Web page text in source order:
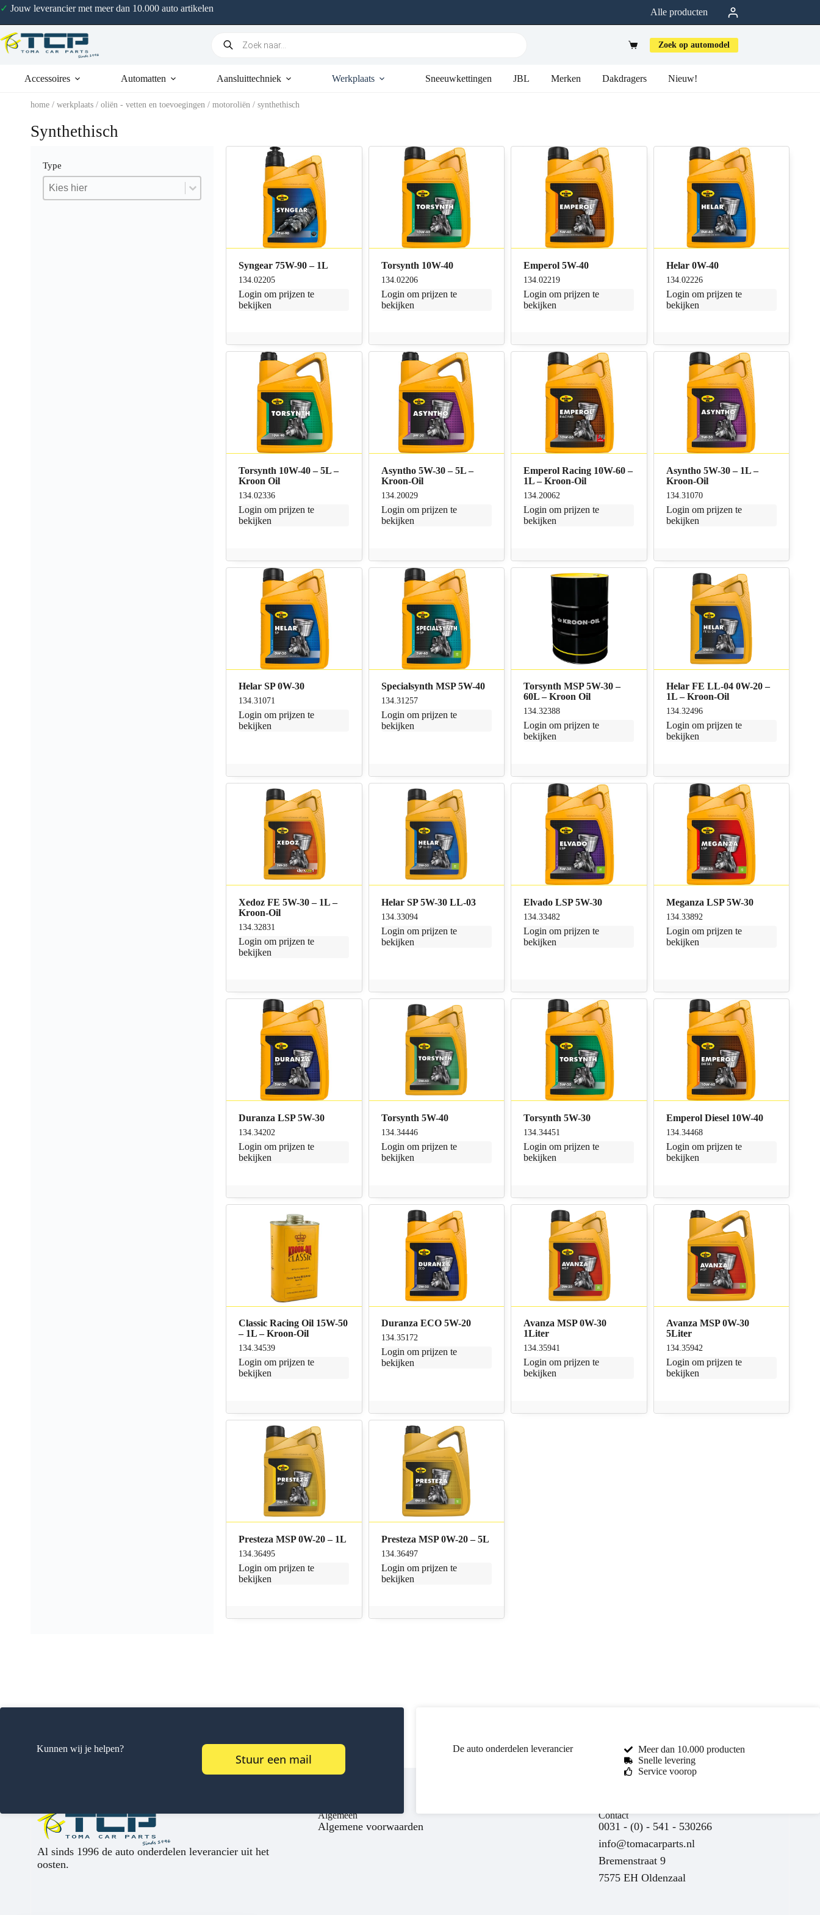
✓ Jouw leverancier met meer dan 10.000 auto artikelen Alle producten
Zoek op automodel
Accessoires Automatten Aansluittechniek Werkplaats Sneeuwkettingen JBL Merken Dakdragers Nieuw!
home / werkplaats / oliën - vetten en toevoegingen / motoroliën / synthethisch
Synthethisch
Type
Type
Type
Type
Syngear 75W-90 – 1L
134.02205
Login om prijzen te
bekijken
Torsynth 10W-40
134.02206
Login om prijzen te
bekijken
Emperol 5W-40
134.02219
Login om prijzen te
bekijken
Helar 0W-40
134.02226
Login om prijzen te
bekijken
Torsynth 10W-40 – 5L –
Kroon Oil
134.02336
Login om prijzen te
bekijken
Asyntho 5W-30 – 5L –
Kroon-Oil
134.20029
Login om prijzen te
bekijken
Emperol Racing 10W-60 –
1L – Kroon-Oil
134.20062
Login om prijzen te
bekijken
Asyntho 5W-30 – 1L –
Kroon-Oil
134.31070
Login om prijzen te
bekijken
Helar SP 0W-30
134.31071
Login om prijzen te
bekijken
Specialsynth MSP 5W-40
134.31257
Login om prijzen te
bekijken
Torsynth MSP 5W-30 –
60L – Kroon Oil
134.32388
Login om prijzen te
bekijken
Helar FE LL-04 0W-20 –
1L – Kroon-Oil
134.32496
Login om prijzen te
bekijken
Xedoz FE 5W-30 – 1L –
Kroon-Oil
134.32831
Login om prijzen te
bekijken
Helar SP 5W-30 LL-03
134.33094
Login om prijzen te
bekijken
Elvado LSP 5W-30
134.33482
Login om prijzen te
bekijken
Meganza LSP 5W-30
134.33892
Login om prijzen te
bekijken
Duranza LSP 5W-30
134.34202
Login om prijzen te
bekijken
Torsynth 5W-40
134.34446
Login om prijzen te
bekijken
Torsynth 5W-30
134.34451
Login om prijzen te
bekijken
Emperol Diesel 10W-40
134.34468
Login om prijzen te
bekijken
Classic Racing Oil 15W-50
– 1L – Kroon-Oil
134.34539
Login om prijzen te
bekijken
Duranza ECO 5W-20
134.35172
Login om prijzen te
bekijken
Avanza MSP 0W-30
1Liter
134.35941
Login om prijzen te
bekijken
Avanza MSP 0W-30
5Liter
134.35942
Login om prijzen te
bekijken
Presteza MSP 0W-20 – 1L
134.36495
Login om prijzen te
bekijken
Presteza MSP 0W-20 – 5L
134.36497
Login om prijzen te
bekijken
Kunnen wij je helpen?
Stuur een mail
De auto onderdelen leverancier
Meer dan 10.000 producten
Snelle levering
Service voorop
Al sinds 1996 de auto onderdelen leverancier uit het
oosten.
Algemeen
Algemene voorwaarden
Contact
0031 - (0) - 541 - 530266
info@tomacarparts.nl
Bremenstraat 9
7575 EH Oldenzaal
Reageert meestal binnen enkele uren